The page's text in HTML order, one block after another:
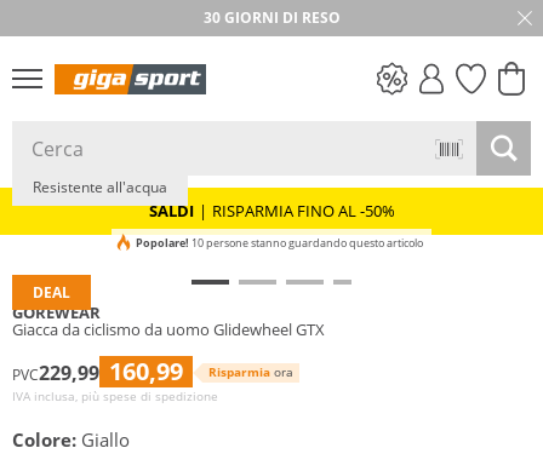
30 GIORNI DI RESO
SALDI
SALDI | RISPARMIA FINO AL -50%
DEAL
Sostenibile
Resistente all'acqua
Popolare! 10 persone stanno guardando questo articolo
GOREWEAR
Giacca da ciclismo da uomo Glidewheel GTX
PVC229,99 160,99 Risparmia ora
IVA inclusa, più spese di spedizione
Colore: Giallo